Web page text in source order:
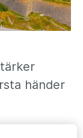
händer